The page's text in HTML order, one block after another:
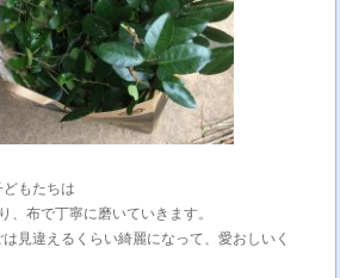
もたちは
、布で丁寧に磨いていきます。
見違えるくらい綺麗になって、愛おしいく